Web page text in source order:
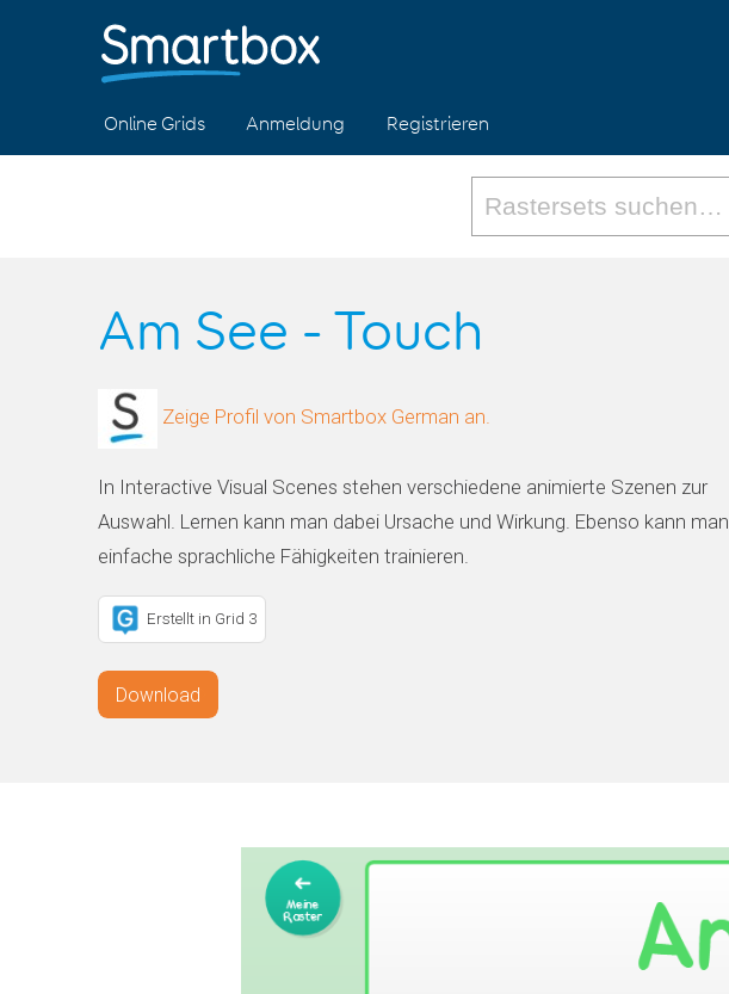
Online Grids Anmeldung Registrieren
Am See - Touch
Zeige Profil von Smartbox German an.
In Interactive Visual Scenes stehen verschiedene animierte Szenen zur
Auswahl. Lernen kann man dabei Ursache und Wirkung. Ebenso kann man
einfache sprachliche Fähigkeiten trainieren.
Erstellt in Grid 3
Download